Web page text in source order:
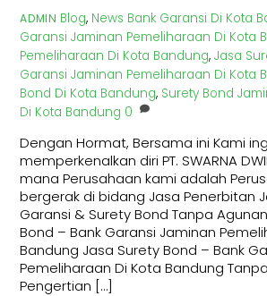
ADMIN Blog, News Bank Garansi Di Kota
Garansi Jaminan Pemeliharaan Di Kota
Pemeliharaan Di Kota Bandung,Jasa
Garansi Jaminan Pemeliharaan Di Kota
Bond Di Kota Bandung, Surety Bond
Di Kota Bandung 0
Dengan Hormat, Bersama ini Kami
memperkenalkan diri PT. SWARNA
mana Perusahaan kami adalah
bergerak di bidang Jasa Penerbitan
Garansi & Surety Bond Tanpa
Bond – Bank Garansi Jaminan
Bandung Jasa Surety Bond – Bank
Pemeliharaan Di Kota Bandung
Pengertian […]